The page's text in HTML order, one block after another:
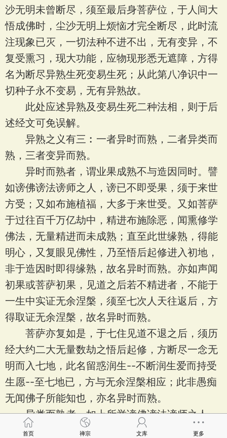
沙无明未曾断尽，须至最后身菩萨位，于人间大
悟成佛时，尘沙无明上烦恼才完全断尽，此时流
注现象已灭，一切法种不进不出，无有变异，不
复受熏习，现大功能，应物现形悉无遮障，方得
名为断尽异熟生死变易生死；从此第八净识中一
切种子永不变易，无有异熟故。
此处应述异熟及变易生死二种法相，则于后
述经文可免误解。
异熟之义有三︰一者异时而熟，二者异类而
熟，三者变异而熟。
异时而熟者，谓业果成熟不与造因同时。譬
如谤佛谤法谤师之人，谤已不即受果，须于来世
方受；又如布施植福，大多于来世受。又如菩萨
于过往百千万亿劫中，精进布施除恶，闻熏修学
佛法，无量精进而未成熟；直至此世缘熟，得能
明心，又复眼见佛性，乃至悟后起修进入初地，
非于造因时即得缘熟，故名异时而熟。亦如声闻
初果或菩萨初果，见道之后若不精进者，不能于
一生中实证无余涅槃，须至七次人天往返后，方
得取证无余涅槃，故名异时而熟。
菩萨亦复如是，于七住见道不退之后，须历
经大约二大无量数劫之悟后起修，方断尽一念无
明而入七地，此名留惑润生--不断润生爱而持受
生愿--至七地已，方与无余涅槃相应；此非愚痴
无闻佛子所能知也，亦名异时而熟。
异类而熟者，如上所举谤佛谤法谤师之人，
谤已不即受果，转入来世得地狱身、饿鬼身、傍
首页 禅宗 文库 更多